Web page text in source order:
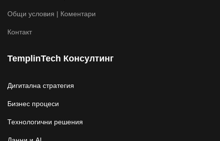
Общи условия | Коментари
Контакт
TemplinTech Консултинг
Дигитална стратегия
Бизнес процеси
Технологични решения